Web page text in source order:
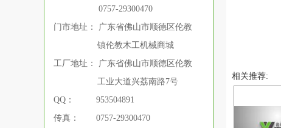
0757-29300470
门市地址： 广东省佛山市顺德区伦教
镇伦教木工机械商城
工厂地址： 广东省佛山市顺德区伦教
工业大道兴荔南路7号
QQ： 953504891
传真： 0757-29300470
相关推荐: